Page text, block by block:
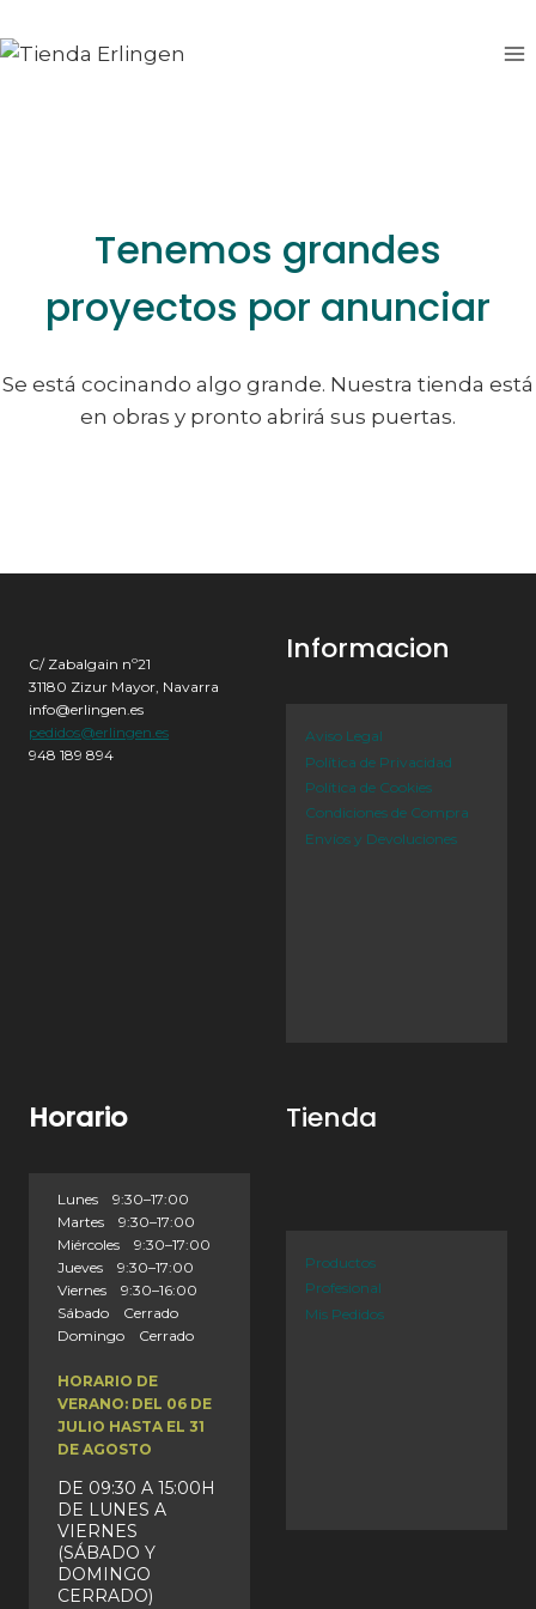
al
al
Tenemos grandes
proyectos por anunciar
Se está cocinando algo grande. Nuestra tienda está
en obras y pronto abrirá sus puertas.
C/ Zabalgain nº21
31180 Zizur Mayor, Navarra
info@erlingen.es
pedidos@erlingen.es
948 189 894
Informacion
Aviso Legal
Política de Privacidad
Política de Cookies
Condiciones de Compra
Envíos y Devoluciones
Horario
Lunes 9:30–17:00
Martes 9:30–17:00
Miércoles 9:30–17:00
Jueves 9:30–17:00
Viernes 9:30–16:00
Sábado Cerrado
Domingo Cerrado
HORARIO DE
VERANO: DEL 06 DE
JULIO HASTA EL 31
DE AGOSTO
DE 09:30 A 15:00H
DE LUNES A
VIERNES
(SÁBADO Y
DOMINGO
CERRADO)
Tienda
Productos
Profesional
Mis Pedidos